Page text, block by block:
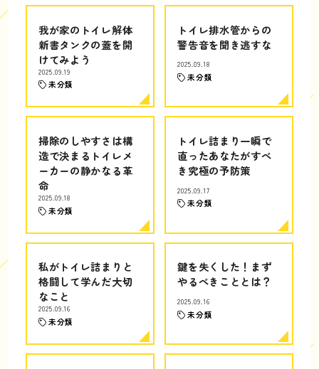
我が家のトイレ解体
新書タンクの蓋を開
けてみよう
2025.09.19
未分類
トイレ排水管からの
警告音を聞き逃すな
2025.09.18
未分類
掃除のしやすさは構
造で決まるトイレメ
ーカーの静かなる革
命
2025.09.18
未分類
トイレ詰まり一瞬で
直ったあなたがすべ
き究極の予防策
2025.09.17
未分類
私がトイレ詰まりと
格闘して学んだ大切
なこと
2025.09.16
未分類
鍵を失くした！まず
やるべきこととは？
2025.09.16
未分類